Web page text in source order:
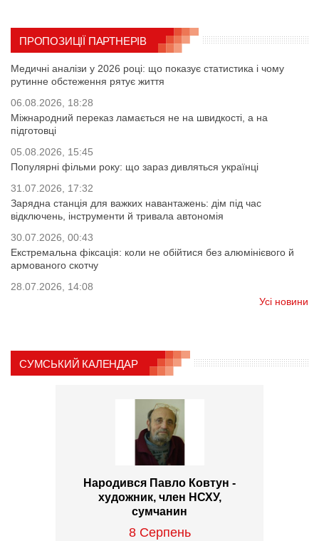
ПРОПОЗИЦІЇ ПАРТНЕРІВ
Медичні аналізи у 2026 році: що показує статистика і чому
рутинне обстеження рятує життя
06.08.2026, 18:28
Міжнародний переказ ламається не на швидкості, а на
підготовці
05.08.2026, 15:45
Популярні фільми року: що зараз дивляться українці
31.07.2026, 17:32
Зарядна станція для важких навантажень: дім під час
відключень, інструменти й тривала автономія
30.07.2026, 00:43
Екстремальна фіксація: коли не обійтися без алюмінієвого й
армованого скотчу
28.07.2026, 14:08
Усі новини
СУМСЬКИЙ КАЛЕНДАР
Народився Павло Ковтун -
художник, член НСХУ,
сумчанин
8 Серпень